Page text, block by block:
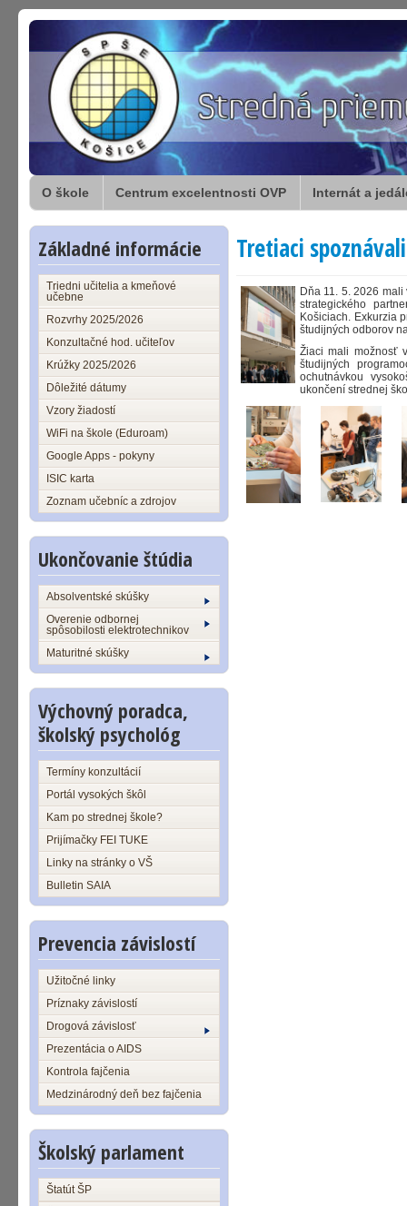
O škole Centrum excelentnosti OVP Internát a
Základné informácie
Triedni učitelia a kmeňové
učebne
Rozvrhy 2025/2026
Konzultačné hod. učiteľov
Krúžky 2025/2026
Dôležité dátumy
Vzory žiadostí
WiFi na škole (Eduroam)
Google Apps - pokyny
ISIC karta
Zoznam učebníc a zdrojov
Ukončovanie štúdia
Absolventské skúšky
Overenie odbornej
spôsobilosti elektrotechnikov
Maturitné skúšky
Výchovný poradca,
školský psychológ
Termíny konzultácií
Portál vysokých škôl
Kam po strednej škole?
Prijímačky FEI TUKE
Linky na stránky o VŠ
Bulletin SAIA
Prevencia závislostí
Užitočné linky
Príznaky závislostí
Drogová závislosť
Prezentácia o AIDS
Kontrola fajčenia
Medzinárodný deň bez fajčenia
Školský parlament
Štatút ŠP
Tretiaci
Dňa 11. 5. 2026
strategického
Košiciach. Exkurzia
študijných odborov
Žiaci mali možnosť
študijných
ochutnávkou
ukončení strednej